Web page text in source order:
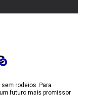
rodeios. Para
futuro mais promissor.